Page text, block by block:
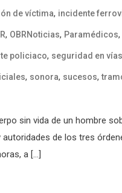
de víctima, incidente
, OBRNoticias, Paramédicos,
policiaco, seguridad en
, sonora, sucesos,
sin vida de un hombre
de los tres
a […]